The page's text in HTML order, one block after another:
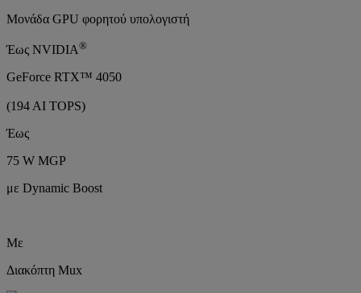
Μονάδα GPU φορητού υπολογιστή
Έως NVIDIA®
GeForce RTX™ 4050
(194 AI TOPS)
Έως
75 W MGP
με Dynamic Boost
Με
Διακόπτη Mux